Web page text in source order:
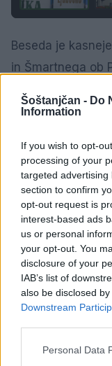
Šoštanjčan - Do
Information
If you wish to opt-
processing of your
targeted
section to confirm
opt-out request is
interest-based ads
us or personal
your opt-out. You
disclosure of your
IAB’s list of
also be disclosed
Downstream
Personal Data
Beseda je
in Šmartnega ob
Kopušarju, ter
Darinki Mravljak
čutimo do naših
pesem nosi
ljubezni do
razvajanje